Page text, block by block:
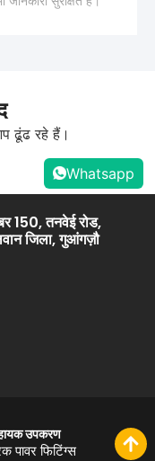
ढूंढ रहे हैं।
150, तनवेई रोड,
जिला, गुआंगज़ौ
उपकरण
पावर फिटिंग्स
Whatsapp